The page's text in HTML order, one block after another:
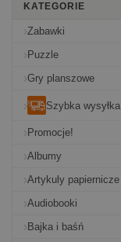
KATEGORIE
Zabawki
Puzzle
Gry planszowe
Szybka wysyłka
Promocje!
Albumy
Artykuly papiernicze
Audiobooki
Bajka i baśń